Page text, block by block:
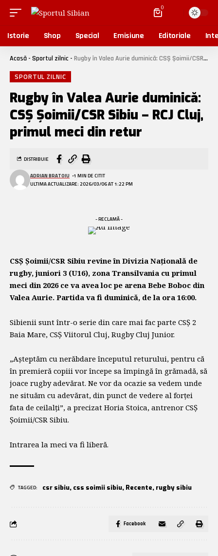
0
Istorie Shop Special Emisiune Editoriale
Acasă - Sportul zilnic - Rugby în Valea Aurie duminică: CSȘ Șoimii/CSR Sibiu – RCJ Cluj, primul meci din retur
SPORTUL ZILNIC
Rugby în Valea Aurie duminică:
CSȘ Șoimii/CSR Sibiu – RCJ Cluj,
primul meci din retur
ULTIMA ACTUALIZARE: 2026/03/06 AT 1:22 PM
ADRIAN BRATOIU 1 MIN DE CITIT
DISTRIBUIE
- RECLAMĂ -
CSȘ Șoimii/CSR Sibiu revine în Divizia Națională de
rugby, juniori 3 (U16), zona Transilvania cu primul
meci din 2026 ce va avea loc pe arena Bebe Boboc din
Valea Aurie. Partida va fi duminică, de la ora 16:00.
Sibienii sunt într-o serie din care mai fac parte CSȘ 2
Baia Mare, CSȘ Viitorul Cluj, Rugby Cluj Junior.
„Așteptăm cu nerăbdare începutul returului, pentru că
în premieră copiii vor începe sa împingă în grămadă, să
joace rugby adevărat. Ne vor da ocazie sa vedem unde
ne situăm cu adevărat, din punct de vedere al forței
fata de ceilalți”, a precizat Horia Stoica, antrenor CSȘ
Șoimii/CSR Sibiu.
Intrarea la meci va fi liberă.
TAGGED: csr sibiu, css soimii sibiu, Recente, rugby sibiu
Facebook